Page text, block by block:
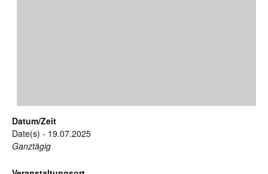
Datum/Zeit
Date(s) - 19.07.2025
Ganztägig